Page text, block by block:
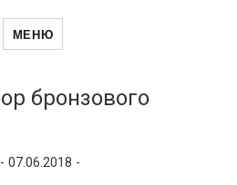
и
рубрики
МЕНЮ
бронзового
- 07.06.2018 -